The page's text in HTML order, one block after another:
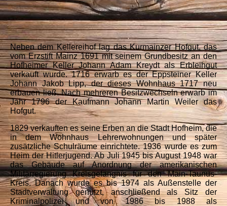
Neben dem Kellereihof lag das Kurmainzer Hofgut, das
vom Erzstift Mainz 1691 mit seinem Grundbesitz an den
Hofheimer Keller Johann Adam Kreydt als Erbleihgut
verkauft wurde. 1716 erwarb es der Eppsteiner Keller
Johann Jakob Lipp, der dieses Wohnhaus 1717 neu
erbauen ließ. Nach mehreren Besitzwechseln erwarb im
Jahr 1796 der Kaufmann Johann Martin Weiler das
Hofgut.
1829 verkauften es seine Erben an die Stadt Hofheim, die
in dem Wohnhaus Lehrerwohnungen und später
zusätzliche Schulräume einrichtete. 1936 wurde es zum
Heim der Hitlerjugend. Ab Juli 1945 bis August 1948 war
das Gebäude auf Anordnung der amerikanischen
Militärregierung Kreisgefängnis für den Main-Taunus-
Kreis. Danach wurde es bis 1974 als Außenstelle der
Stadtverwaltung genutzt, anschließend als Sitz der
Kriminalpolizei und von 1986 bis 1988 als